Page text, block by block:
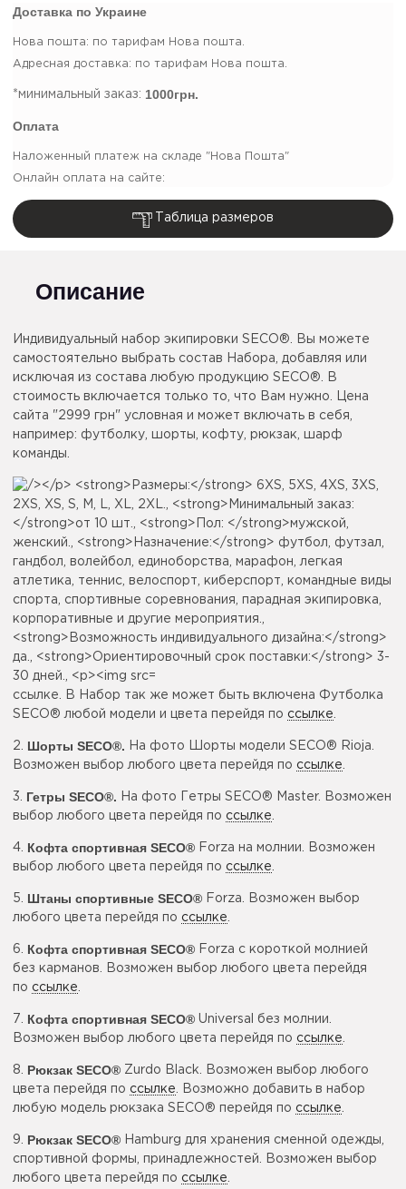
Доставка по Украине
Нова пошта: по тарифам Нова пошта.
Адресная доставка: по тарифам Нова пошта.
*минимальный заказ: 1000грн.
Оплата
Наложенный платеж на складе "Нова Пошта"
Онлайн оплата на сайте:
Таблица размеров
Описание
Индивидуальный набор экипировки SECO®. Вы можете
самостоятельно выбрать состав Набора, добавляя или
исключая из состава любую продукцию SECO®. В
стоимость включается только то, что Вам нужно. Цена
сайта "2999 грн" условная и может включать в себя,
например: футболку, шорты, кофту, рюкзак, шарф
команды.
ссылке. В Набор так же может быть включена Футболка
SECO® любой модели и цвета перейдя по ссылке
2. Шорты SECO®. На фото Шорты модели SECO® Rioja.
Возможен выбор любого цвета перейдя по ссылке
3. Гетры SECO®. На фото Гетры SECO® Master. Возможен
выбор любого цвета перейдя по ссылке
4. Кофта спортивная SECO® Forza на молнии. Возможен
выбор любого цвета перейдя по ссылке
5. Штаны спортивные SECO® Forza. Возможен выбор
любого цвета перейдя по ссылке
6. Кофта спортивная SECO® Forza с короткой молнией
без карманов. Возможен выбор любого цвета перейдя
по ссылке
7. Кофта спортивная SECO® Universal без молнии.
Возможен выбор любого цвета перейдя по ссылке
8. Рюкзак SECO® Zurdo Black. Возможен выбор любого
цвета перейдя по ссылке . Возможно добавить в набор
любую модель рюкзака SECO® перейдя по ссылке
9. Рюкзак SECO® Hamburg для хранения сменной одежды,
спортивной формы, принадлежностей. Возможен выбор
любого цвета перейдя по ссылке